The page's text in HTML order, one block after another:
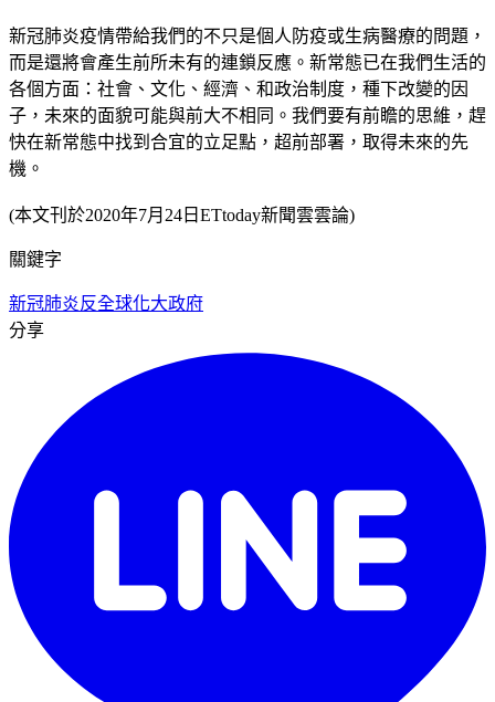
新冠肺炎疫情帶給我們的不只是個人防疫或生病醫療的問題，
而是還將會產生前所未有的連鎖反應。新常態已在我們生活的
各個方面：社會、文化、經濟、和政治制度，種下改變的因
子，未來的面貌可能與前大不相同。我們要有前瞻的思維，趕
快在新常態中找到合宜的立足點，超前部署，取得未來的先
機。
(本文刊於2020年7月24日ETtoday新聞雲雲論)
關鍵字
新冠肺炎反全球化大政府
分享